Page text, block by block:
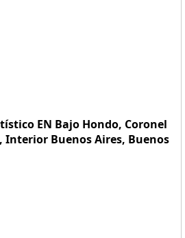
EN Bajo Hondo, Coronel
Interior Buenos Aires, Buenos